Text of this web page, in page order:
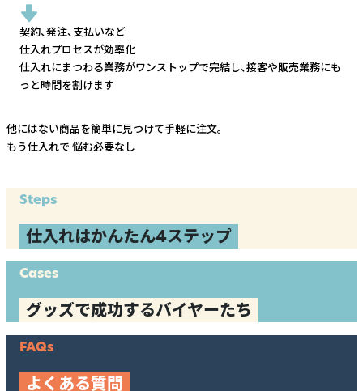
契約、発注、支払いなど
仕入れプロセスが効率化
仕入れにまつわる業務がワンストップで完結し、接客や販売業務にも
っと時間を割けます
他にはない商品を簡単に見つけて手軽に注文。
もう仕入れで 悩む必要なし
Steps
仕入れはかんたん4ステップ
Cases
グッズで成功するバイヤーたち
FAQs
よくある質問